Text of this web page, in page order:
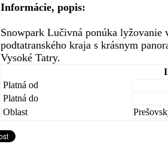
Informácie, popis:
Snowpark Lučivná ponúka lyžovanie
podtatranského kraja s krásnym
Vysoké Tatry.
Platná od
Platná do
Oblast